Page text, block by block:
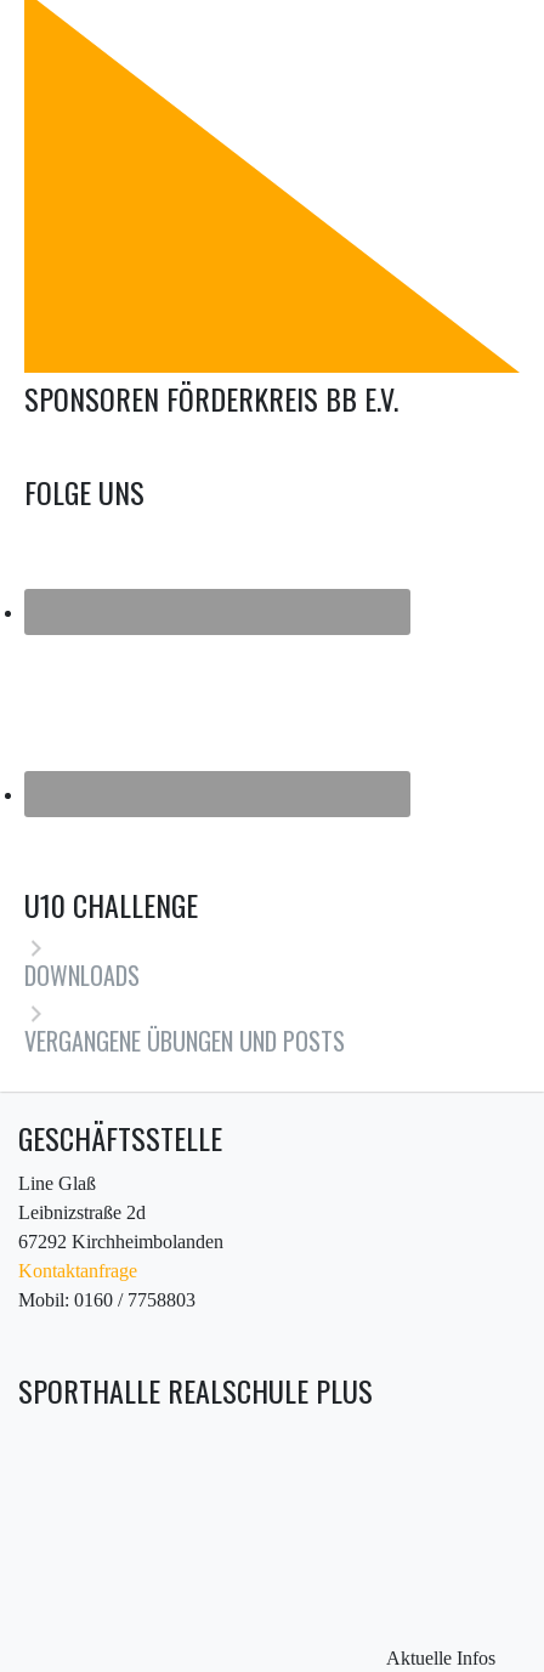
SPONSOREN FÖRDERKREIS BB E.V.
FOLGE UNS
U10 CHALLENGE
DOWNLOADS
VERGANGENE ÜBUNGEN UND POSTS
GESCHÄFTSSTELLE
Line Glaß
Leibnizstraße 2d
67292 Kirchheimbolanden
Kontaktanfrage
Mobil: 0160 / 7758803
SPORTHALLE REALSCHULE PLUS
Aktuelle Infos